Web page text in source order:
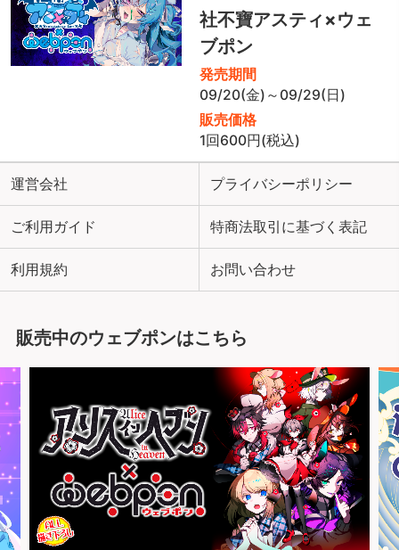
社不寶アスティ×ウェ
ブポン
発売期間
09/20(金)～09/29(日)
販売価格
1回600円(税込)
運営会社 プライバシーポリシー
ご利用ガイド 特商法取引に基づく表記
利用規約 お問い合わせ
販売中のウェブポンはこちら